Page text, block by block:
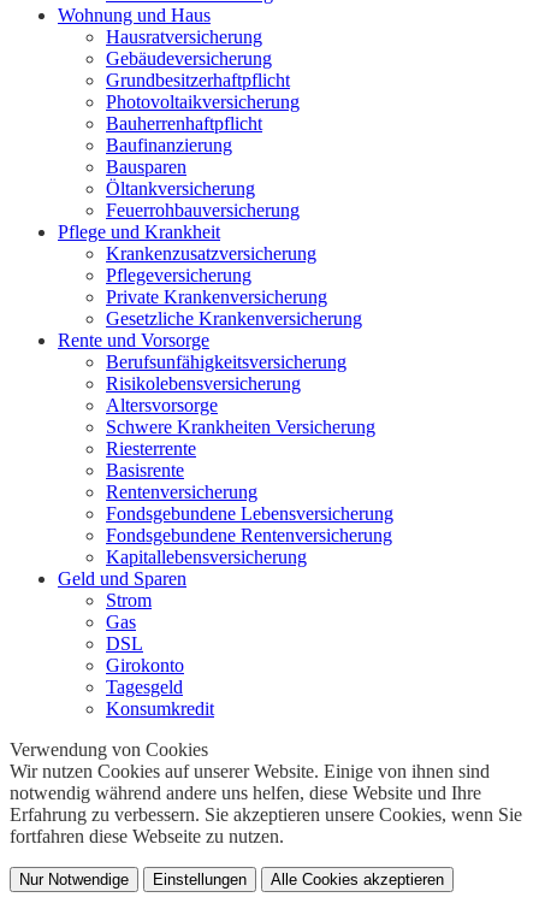
Wohnung und Haus
Hausratversicherung
Gebäudeversicherung
Grundbesitzerhaftpflicht
Photovoltaikversicherung
Bauherrenhaftpflicht
Baufinanzierung
Bausparen
Öltankversicherung
Feuerrohbauversicherung
Pflege und Krankheit
Krankenzusatzversicherung
Pflegeversicherung
Private Krankenversicherung
Gesetzliche Krankenversicherung
Rente und Vorsorge
Berufs­unfähigkeitsversicherung
Risikolebensversicherung
Altersvorsorge
Schwere Krankheiten Versicherung
Riesterrente
Basisrente
Rentenversicherung
Fondsgebundene Lebensversicherung
Fondsgebundene Rentenversicherung
Kapitallebensversicherung
Geld und Sparen
Strom
Gas
DSL
Girokonto
Tagesgeld
Konsumkredit
Verwendung von Cookies
Wir nutzen Cookies auf unserer Website. Einige von ihnen sind
notwendig während andere uns helfen, diese Website und Ihre
Erfahrung zu verbessern. Sie akzeptieren unsere Cookies, wenn Sie
fortfahren diese Webseite zu nutzen.
Nur Notwendige Einstellungen Alle Cookies akzeptieren